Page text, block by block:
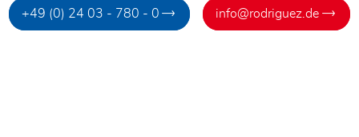
+49 (0) 24 03 - 780 - 0 info@rodriguez.de